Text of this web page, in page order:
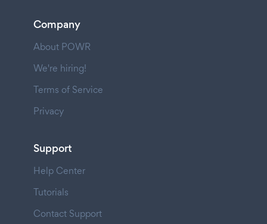
Company
About POWR
We're hiring!
Terms of Service
Privacy
Support
Help Center
Tutorials
Contact Support